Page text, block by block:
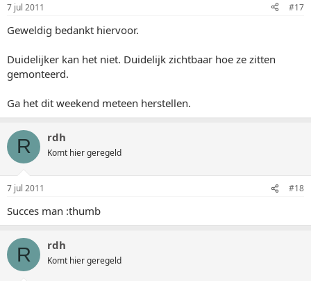
7 jul 2011 #17
Geweldig bedankt hiervoor.
Duidelijker kan het niet. Duidelijk zichtbaar hoe ze zitten
gemonteerd.
Ga het dit weekend meteen herstellen.
R rdh
Komt hier geregeld
7 jul 2011 #18
Succes man :thumb
R rdh
Komt hier geregeld